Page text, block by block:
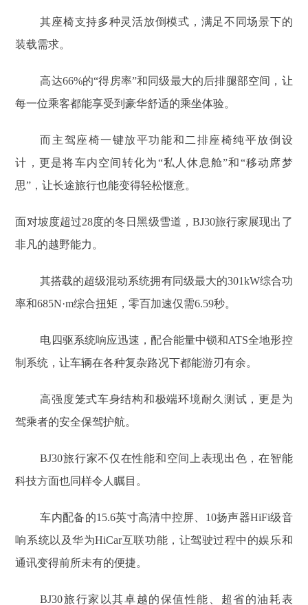
其座椅支持多种灵活放倒模式，满足不同场景下的
装载需求。
高达66%的“得房率”和同级最大的后排腿部空间，让
每一位乘客都能享受到豪华舒适的乘坐体验。
而主驾座椅一键放平功能和二排座椅纯平放倒设
计，更是将车内空间转化为“私人休息舱”和“移动席梦
思”，让长途旅行也能变得轻松惬意。
面对坡度超过28度的冬日黑级雪道，BJ30旅行家展现出了
非凡的越野能力。
其搭载的超级混动系统拥有同级最大的301kW综合功
率和685N·m综合扭矩，零百加速仅需6.59秒。
电四驱系统响应迅速，配合能量中锁和ATS全地形控
制系统，让车辆在各种复杂路况下都能游刃有余。
高强度笼式车身结构和极端环境耐久测试，更是为
驾乘者的安全保驾护航。
BJ30旅行家不仅在性能和空间上表现出色，在智能
科技方面也同样令人瞩目。
车内配备的15.6英寸高清中控屏、10扬声器HiFi级音
响系统以及华为HiCar互联功能，让驾驶过程中的娱乐和
通讯变得前所未有的便捷。
BJ30旅行家以其卓越的保值性能、超省的油耗表